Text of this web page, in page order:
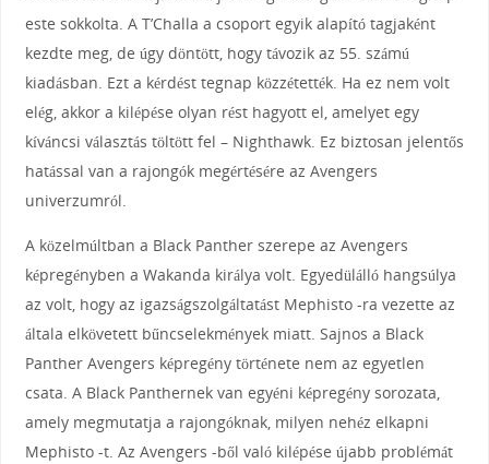
este sokkolta. A T’Challa a csoport egyik alapító tagjaként
kezdte meg, de úgy döntött, hogy távozik az 55. számú
kiadásban. Ezt a kérdést tegnap közzétették. Ha ez nem volt
elég, akkor a kilépése olyan rést hagyott el, amelyet egy
kíváncsi választás töltött fel – Nighthawk. Ez biztosan jelentős
hatással van a rajongók megértésére az Avengers
univerzumról.
A közelmúltban a Black Panther szerepe az Avengers
képregényben a Wakanda királya volt. Egyedülálló hangsúlya
az volt, hogy az igazságszolgáltatást Mephisto -ra vezette az
általa elkövetett bűncselekmények miatt. Sajnos a Black
Panther Avengers képregény története nem az egyetlen
csata. A Black Panthernek van egyéni képregény sorozata,
amely megmutatja a rajongóknak, milyen nehéz elkapni
Mephisto -t. Az Avengers -ből való kilépése újabb problémát